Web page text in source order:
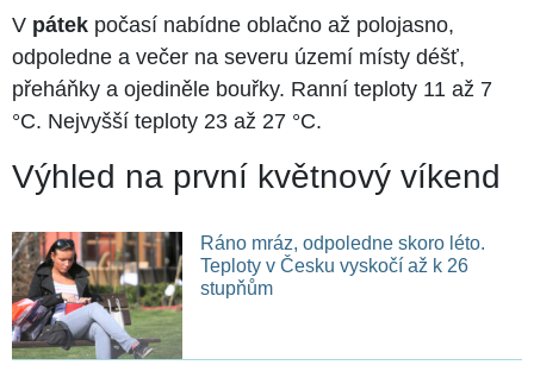
V pátek počasí nabídne oblačno až polojasno,
odpoledne a večer na severu území místy déšť,
přeháňky a ojediněle bouřky. Ranní teploty 11 až 7
°C. Nejvyšší teploty 23 až 27 °C.
Výhled na první květnový víkend
Ráno mráz, odpoledne skoro léto.
Teploty v Česku vyskočí až k 26
stupňům